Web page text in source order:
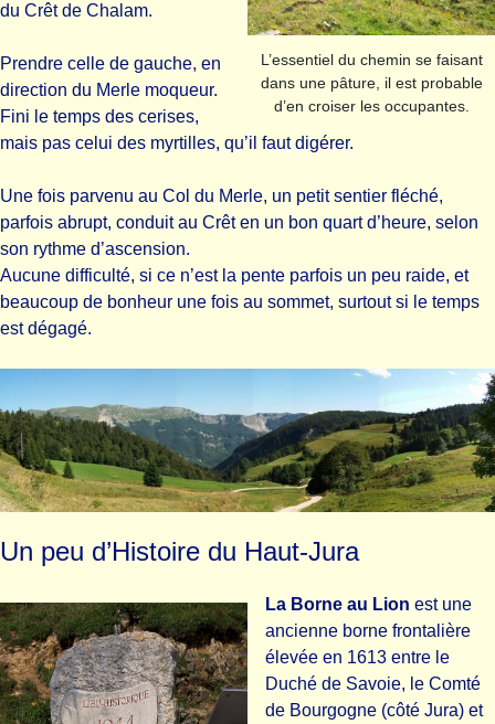
L’essentiel du chemin se faisant
dans une pâture, il est probable
d’en croiser les occupantes.
du Crêt de Chalam.
Prendre celle de gauche, en
direction du Merle moqueur.
Fini le temps des cerises,
mais pas celui des myrtilles, qu’il faut digérer.
Une fois parvenu au Col du Merle, un petit sentier fléché,
parfois abrupt, conduit au Crêt en un bon quart d’heure, selon
son rythme d’ascension.
Aucune difficulté, si ce n’est la pente parfois un peu raide, et
beaucoup de bonheur une fois au sommet, surtout si le temps
est dégagé.
Un peu d’Histoire du Haut-Jura
La Borne au Lion est une
ancienne borne frontalière
élevée en 1613 entre le
Duché de Savoie, le Comté
de Bourgogne (côté Jura) et